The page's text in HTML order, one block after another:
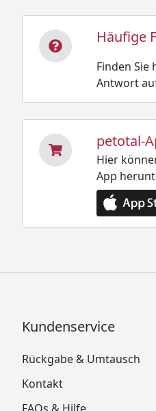
Häufige
Finden Sie
Antwort
petotal-
Hier
App
Kundenservice
Rückgabe & Umtausch
Kontakt